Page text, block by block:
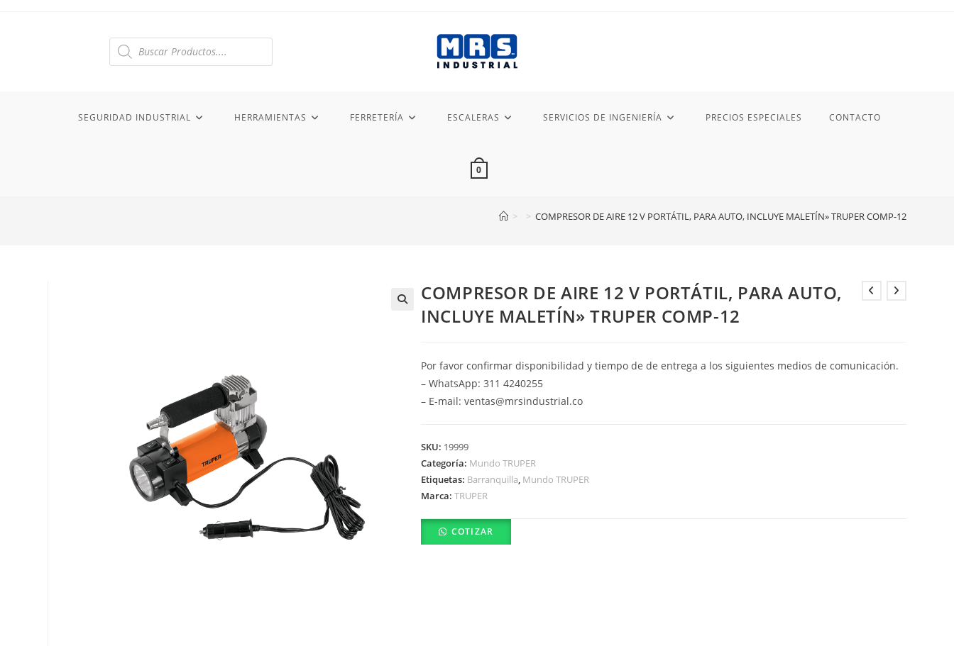
Búsqueda
SEGURIDAD INDUSTRIAL HERRAMIENTAS FERRETERÍA ESCALERAS SERVICIOS DE INGENIERÍA PRECIOS ESPECIALES CONTACTO
0
> > COMPRESOR DE AIRE 12 V PORTÁTIL, PARA AUTO, INCLUYE MALETÍN» TRUPER COMP-12
COMPRESOR DE AIRE 12 V PORTÁTIL, PARA AUTO,
INCLUYE MALETÍN» TRUPER COMP-12
Por favor confirmar disponibilidad y tiempo de de entrega a los siguientes medios de comunicación.
– WhatsApp: 311 4240255
– E-mail: ventas@mrsindustrial.co
SKU: 19999
Categoría: Mundo TRUPER
Etiquetas: Barranquilla Mundo TRUPER
Marca:TRUPER
COTIZAR